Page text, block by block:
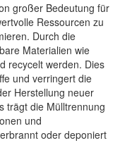
großer Bedeutung für
Ressourcen zu
Durch die
Materialien wie
recycelt werden. Dies
und verringert die
Herstellung neuer
trägt die Mülltrennung
und
oder deponiert